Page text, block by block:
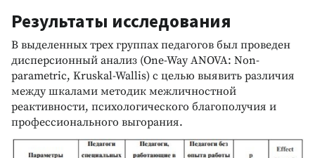
Результаты исследования
В выделенных трех группах педагогов был проведен
дисперсионный анализ (One-Way ANOVA: Non-
parametric, Kruskal-Wallis) с целью выявить различия
между шкалами методик межличностной
реактивности, психологического благополучия и
профессионального выгорания.